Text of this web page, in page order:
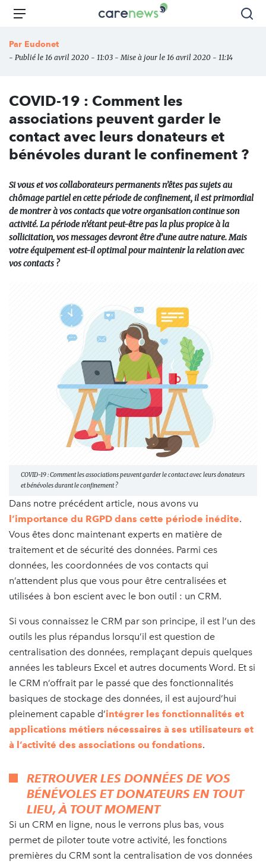
Aller
principal
Carenews,
des
l'engagement
Menu
Par Eudonet
- Publié le 16 avril 2020 - 11:03 - Mise à jour le 16 avril 2020 - 11:14
COVID-19 : Comment les
associations peuvent garder le
contact avec leurs donateurs et
bénévoles durant le confinement ?
Si vous et vos collaborateurs permanents n’êtes pas sujets au
chômage partiel en cette période de confinement, il est primordial
de montrer à vos contacts que votre organisation continue son
activité. La période n’étant peut-être pas la plus propice à la
sollicitation, vos messages devront être d’une autre nature. Mais
votre équipement est-il optimal pour maintenir la relation avec
vos contacts ?
COVID-19 : Comment les associations peuvent garder le contact avec leurs donateurs
et bénévoles durant le confinement ?
Dans notre précédent article, nous avons vu
l’importance du RGPD dans cette période inédite.
Vous êtes donc maintenant experts en matière de
traitement et de sécurité des données. Parmi ces
données, les coordonnées de vos contacts qui
n’attendent plus que vous pour être centralisées et
utilisées à bon escient avec le bon outil : un CRM.
Si vous connaissez le CRM par son principe, il est l’un des
outils les plus répandus lorsqu’il est question de
centralisation des données, remplaçant depuis quelques
années les tableurs Excel et autres documents Word. Et si
le CRM n’offrait par le passé que des fonctionnalités
basiques de stockage des données, il est aujourd’hui
pleinement capable d’intégrer les fonctionnalités et
applications métiers nécessaires à ses utilisateurs et
à l’activité des associations ou fondations.
RETROUVER LES DONNÉES DE VOS
BÉNÉVOLES ET DONATEURS EN TOUT
LIEU, À TOUT MOMENT
Si un CRM en ligne, nous le verrons plus bas, vous
permet de piloter toute votre activité, les fonctions
premières du CRM sont la centralisation de vos données